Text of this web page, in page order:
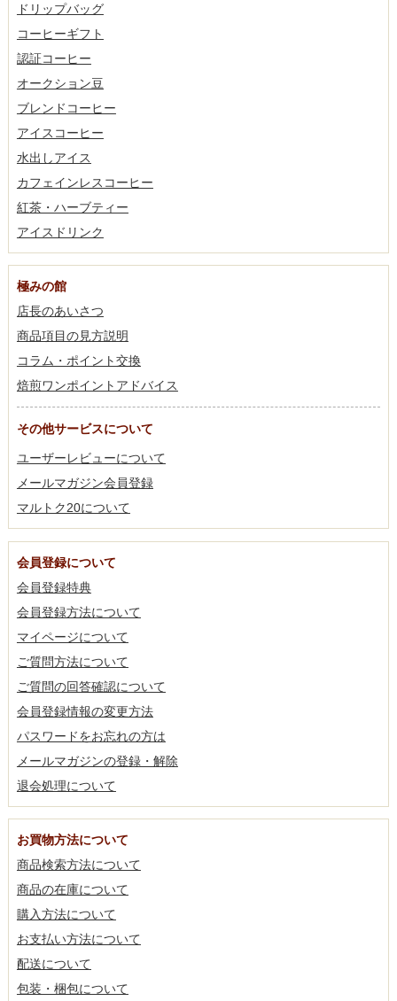
ドリップバッグ
コーヒーギフト
認証コーヒー
オークション豆
ブレンドコーヒー
アイスコーヒー
水出しアイス
カフェインレスコーヒー
紅茶・ハーブティー
アイスドリンク
極みの館
店長のあいさつ
商品項目の見方説明
コラム・ポイント交換
焙煎ワンポイントアドバイス
その他サービスについて
ユーザーレビューについて
メールマガジン会員登録
マルトク20について
会員登録について
会員登録特典
会員登録方法について
マイページについて
ご質問方法について
ご質問の回答確認について
会員登録情報の変更方法
パスワードをお忘れの方は
メールマガジンの登録・解除
退会処理について
お買物方法について
商品検索方法について
商品の在庫について
購入方法について
お支払い方法について
配送について
包装・梱包について